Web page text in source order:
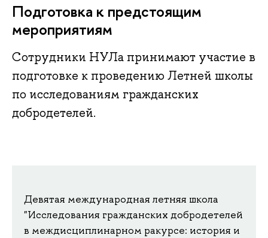
Подготовка к предстоящим
мероприятиям
Сотрудники НУЛа принимают участие в
подготовке к проведению Летней школы
по исследованиям гражданских
добродетелей.
Девятая международная летняя школа
"Исследования гражданских добродетелей
в междисциплинарном ракурсе: история и